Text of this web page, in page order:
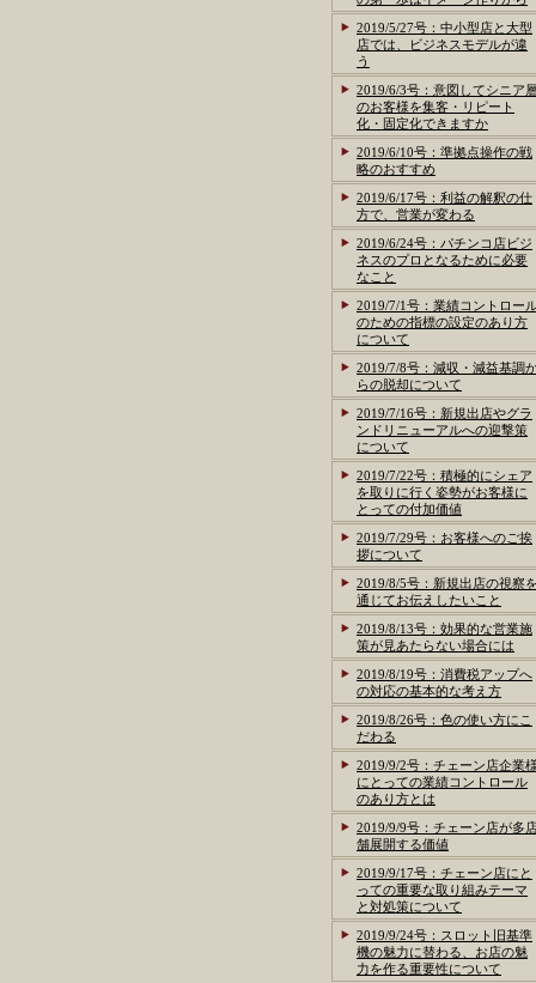
2019/5/27号：中小型店と大型
店では、ビジネスモデルが違
う
2019/6/3号：意図してシニア
のお客様を集客・リピート
化・固定化できますか
2019/6/10号：準拠点操作の戦
略のおすすめ
2019/6/17号：利益の解釈の仕
方で、営業が変わる
2019/6/24号：パチンコ店ビジ
ネスのプロとなるために必要
なこと
2019/7/1号：業績コントロー
のための指標の設定のあり方
について
2019/7/8号：減収・減益基調
らの脱却について
2019/7/16号：新規出店やグラ
ンドリニューアルへの迎撃策
について
2019/7/22号：積極的にシェア
を取りに行く姿勢がお客様に
とっての付加価値
2019/7/29号：お客様へのご挨
拶について
2019/8/5号：新規出店の視察を
通じてお伝えしたいこと
2019/8/13号：効果的な営業施
策が見あたらない場合には
2019/8/19号：消費税アップへ
の対応の基本的な考え方
2019/8/26号：色の使い方にこ
だわる
2019/9/2号：チェーン店企業
にとっての業績コントロール
のあり方とは
2019/9/9号：チェーン店が多
舗展開する価値
2019/9/17号：チェーン店にと
っての重要な取り組みテーマ
と対処策について
2019/9/24号：スロット旧基準
機の魅力に替わる、お店の魅
力を作る重要性について